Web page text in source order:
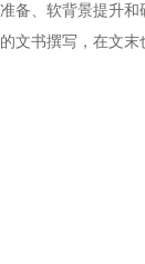
备、软背景提升
文书撰写，在文